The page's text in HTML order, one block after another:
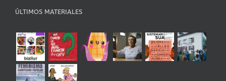
ÚLTIMOS MATERIALES